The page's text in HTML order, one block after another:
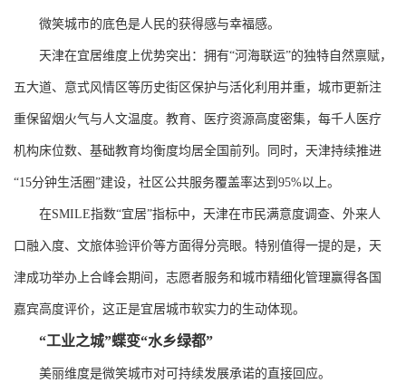
微笑城市的底色是人民的获得感与幸福感。
天津在宜居维度上优势突出：拥有“河海联运”的独特自然禀赋，
五大道、意式风情区等历史街区保护与活化利用并重，城市更新注
重保留烟火气与人文温度。教育、医疗资源高度密集，每千人医疗
机构床位数、基础教育均衡度均居全国前列。同时，天津持续推进
“15分钟生活圈”建设，社区公共服务覆盖率达到95%以上。
在SMILE指数“宜居”指标中，天津在市民满意度调查、外来人
口融入度、文旅体验评价等方面得分亮眼。特别值得一提的是，天
津成功举办上合峰会期间，志愿者服务和城市精细化管理赢得各国
嘉宾高度评价，这正是宜居城市软实力的生动体现。
“工业之城”蝶变“水乡绿都”
美丽维度是微笑城市对可持续发展承诺的直接回应。